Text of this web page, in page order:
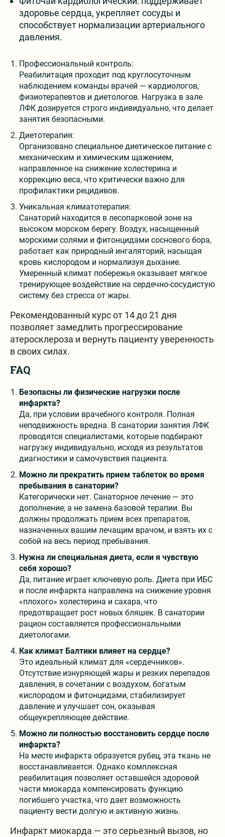
здоровье сердца, укрепляет сосуды и
способствует нормализации артериального
давления.
Профессиональный контроль:
Реабилитация проходит под круглосуточным
наблюдением команды врачей — кардиологов,
физиотерапевтов и диетологов. Нагрузка в зале
ЛФК дозируется строго индивидуально, что делает
занятия безопасными.
Диетотерапия:
Организовано специальное диетическое питание с
механическим и химическим щажением,
направленное на снижение холестерина и
коррекцию веса, что критически важно для
профилактики рецидивов.
Уникальная климатотерапия:
Санаторий находится в лесопарковой зоне на
высоком морском берегу. Воздух, насыщенный
морскими солями и фитонцидами соснового бора,
работает как природный ингаляторий, насыщая
кровь кислородом и нормализуя дыхание.
Умеренный климат побережья оказывает мягкое
тренирующее воздействие на сердечно-сосудистую
систему без стресса от жары.
Рекомендованный курс от 14 до 21 дня
позволяет замедлить прогрессирование
атеросклероза и вернуть пациенту уверенность
в своих силах.
FAQ
Безопасны ли физические нагрузки после
инфаркта?
Да, при условии врачебного контроля. Полная
неподвижность вредна. В санатории занятия ЛФК
проводятся специалистами, которые подбирают
нагрузку индивидуально, исходя из результатов
диагностики и самочувствия пациента.
Можно ли прекратить прием таблеток во время
пребывания в санатории?
Категорически нет. Санаторное лечение — это
дополнение, а не замена базовой терапии. Вы
должны продолжать прием всех препаратов,
назначенных вашим лечащим врачом, и взять их с
собой на весь период пребывания.
Нужна ли специальная диета, если я чувствую
себя хорошо?
Да, питание играет ключевую роль. Диета при ИБС
и после инфаркта направлена на снижение уровня
«плохого» холестерина и сахара, что
предотвращает рост новых бляшек. В санатории
рацион составляется профессиональными
диетологами.
Как климат Балтики влияет на сердце?
Это идеальный климат для «сердечников».
Отсутствие изнуряющей жары и резких перепадов
давления, в сочетании с воздухом, богатым
кислородом и фитонцидами, стабилизирует
давление и улучшает сон, оказывая
общеукрепляющее действие.
Можно ли полностью восстановить сердце после
инфаркта?
На месте инфаркта образуется рубец, эта ткань не
восстанавливается. Однако комплексная
реабилитация позволяет оставшейся здоровой
части миокарда компенсировать функцию
погибшего участка, что дает возможность
пациенту вести долгую и активную жизнь.
Инфаркт миокарда — это серьезный вызов, но